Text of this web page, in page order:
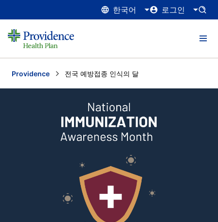
한국어 로그인
Providence Current:
전국 예방접종 인식의 달